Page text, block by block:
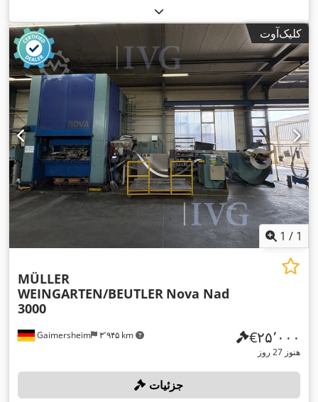
کلیک‌آوت
1 / 1
Gaimersheim ۳٬۹۴۵ km
MÜLLER
WEINGARTEN/BEUTLER Nova Nad
3000
‎€۲۵٬۰۰۰
هنوز 27 روز
جزئیات